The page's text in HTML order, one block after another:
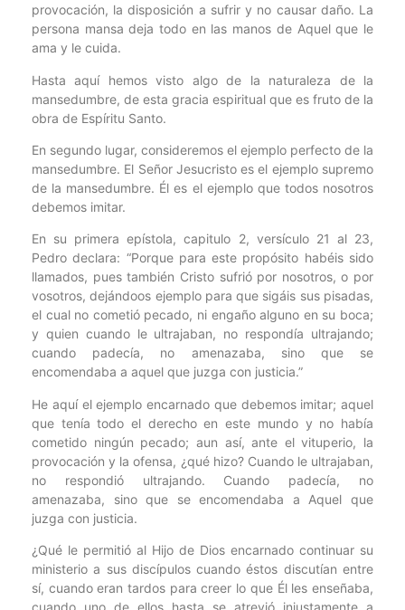
provocación, la disposición a sufrir y no causar daño. La
persona mansa deja todo en las manos de Aquel que le
ama y le cuida.
Hasta aquí hemos visto algo de la naturaleza de la
mansedumbre, de esta gracia espiritual que es fruto de la
obra de Espíritu Santo.
En segundo lugar, consideremos el ejemplo perfecto de la
mansedumbre. El Señor Jesucristo es el ejemplo supremo
de la mansedumbre. Él es el ejemplo que todos nosotros
debemos imitar.
En su primera epístola, capitulo 2, versículo 21 al 23,
Pedro declara: “Porque para este propósito habéis sido
llamados, pues también Cristo sufrió por nosotros, o por
vosotros, dejándoos ejemplo para que sigáis sus pisadas,
el cual no cometió pecado, ni engaño alguno en su boca;
y quien cuando le ultrajaban, no respondía ultrajando;
cuando padecía, no amenazaba, sino que se
encomendaba a aquel que juzga con justicia.”
He aquí el ejemplo encarnado que debemos imitar; aquel
que tenía todo el derecho en este mundo y no había
cometido ningún pecado; aun así, ante el vituperio, la
provocación y la ofensa, ¿qué hizo? Cuando le ultrajaban,
no respondió ultrajando. Cuando padecía, no
amenazaba, sino que se encomendaba a Aquel que
juzga con justicia.
¿Qué le permitió al Hijo de Dios encarnado continuar su
ministerio a sus discípulos cuando éstos discutían entre
sí, cuando eran tardos para creer lo que Él les enseñaba,